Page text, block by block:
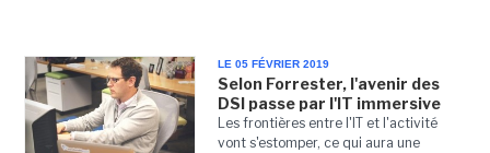
LE 05 FÉVRIER 2019
Selon Forrester, l'avenir des
DSI passe par l'IT immersive
Les frontières entre l'IT et l'activité
vont s'estomper, ce qui aura une